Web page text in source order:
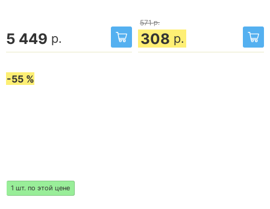
5 449 р.
571 р.
308 р.
-55 %
1 шт. по этой цене